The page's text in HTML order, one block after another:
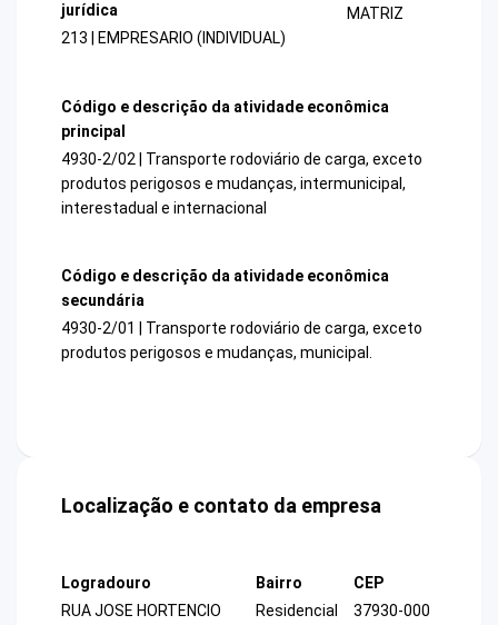
jurídica
213 | EMPRESARIO (INDIVIDUAL)
MATRIZ
Código e descrição da atividade econômica
principal
4930-2/02 | Transporte rodoviário de carga, exceto
produtos perigosos e mudanças, intermunicipal,
interestadual e internacional
Código e descrição da atividade econômica
secundária
4930-2/01 | Transporte rodoviário de carga, exceto
produtos perigosos e mudanças, municipal.
Localização e contato da empresa
Logradouro
RUA JOSE HORTENCIO
Bairro
Residencial
CEP
37930-000